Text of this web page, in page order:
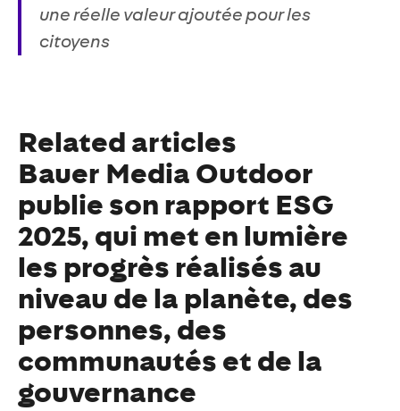
une réelle valeur ajoutée pour les
citoyens
Related articles
Bauer Media Outdoor
publie son rapport ESG
2025, qui met en lumière
les progrès réalisés au
niveau de la planète, des
personnes, des
communautés et de la
gouvernance